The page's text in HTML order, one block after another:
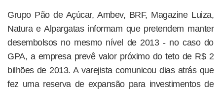
Grupo Pão de Açúcar, Ambev, BRF, Magazine Luiza,
Natura e Alpargatas informam que pretendem manter
desembolsos no mesmo nível de 2013 - no caso do
GPA, a empresa prevê valor próximo do teto de R$ 2
bilhões de 2013. A varejista comunicou dias atrás que
fez uma reserva de expansão para investimentos de